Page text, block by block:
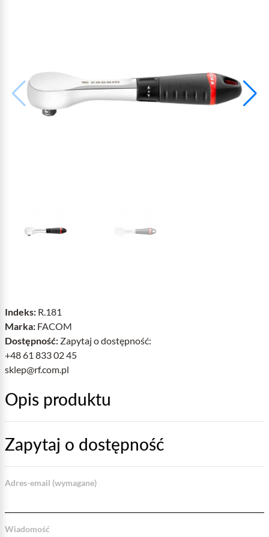
Indeks: R.181
Marka: FACOM
Dostępność: Zapytaj o dostępność:
+48 61 833 02 45
sklep@rf.com.pl
Opis produktu
Zapytaj o dostępność
Adres-email (wymagane)
Wiadomość